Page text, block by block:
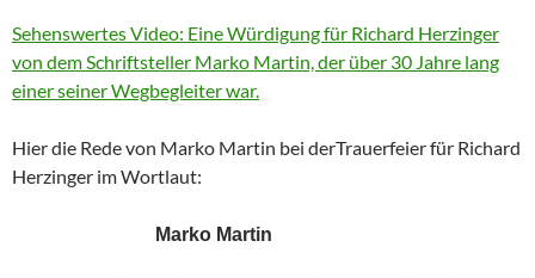
Sehenswertes Video: Eine Würdigung für Richard Herzinger
von dem Schriftsteller Marko Martin, der über 30 Jahre lang
einer seiner Wegbegleiter war.
Hier die Rede von Marko Martin bei derTrauerfeier für Richard
Herzinger im Wortlaut:
Marko Martin